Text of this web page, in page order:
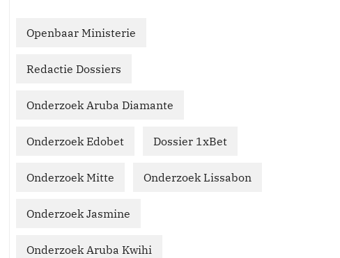
Openbaar Ministerie
Redactie Dossiers
Onderzoek Aruba Diamante
Onderzoek Edobet Dossier 1xBet
Onderzoek Mitte Onderzoek Lissabon
Onderzoek Jasmine
Onderzoek Aruba Kwihi